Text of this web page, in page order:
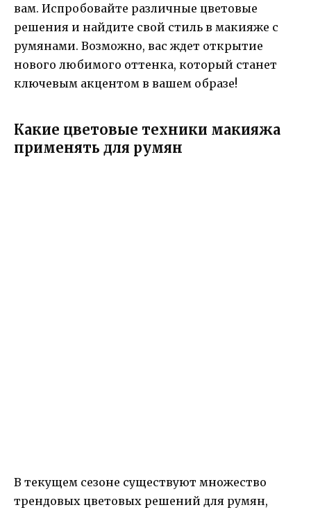
вам. Испробовайте различные цветовые
решения и найдите свой стиль в макияже с
румянами. Возможно, вас ждет открытие
нового любимого оттенка, который станет
ключевым акцентом в вашем образе!
Какие цветовые техники макияжа
применять для румян
В текущем сезоне существуют множество
трендовых цветовых решений для румян,